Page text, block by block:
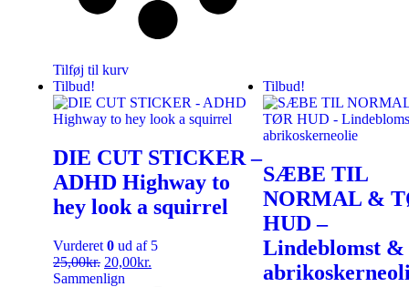
Tilføj til kurv
Tilbud!
DIE CUT STICKER –
ADHD Highway to
hey look a squirrel
Vurderet 0 ud af 5
25,00kr. 20,00kr.
Sammenlign
Tilbud!
SÆBE TIL
NORMAL &
HUD –
Lindeblomst &